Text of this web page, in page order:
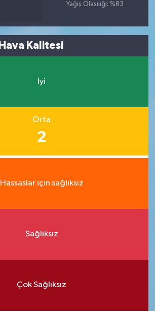
Yağış Olasılığı: %83
Kalitesi
İyi
Orta
2
Hassaslar için sağlıksız
Sağlıksız
Çok Sağlıksız